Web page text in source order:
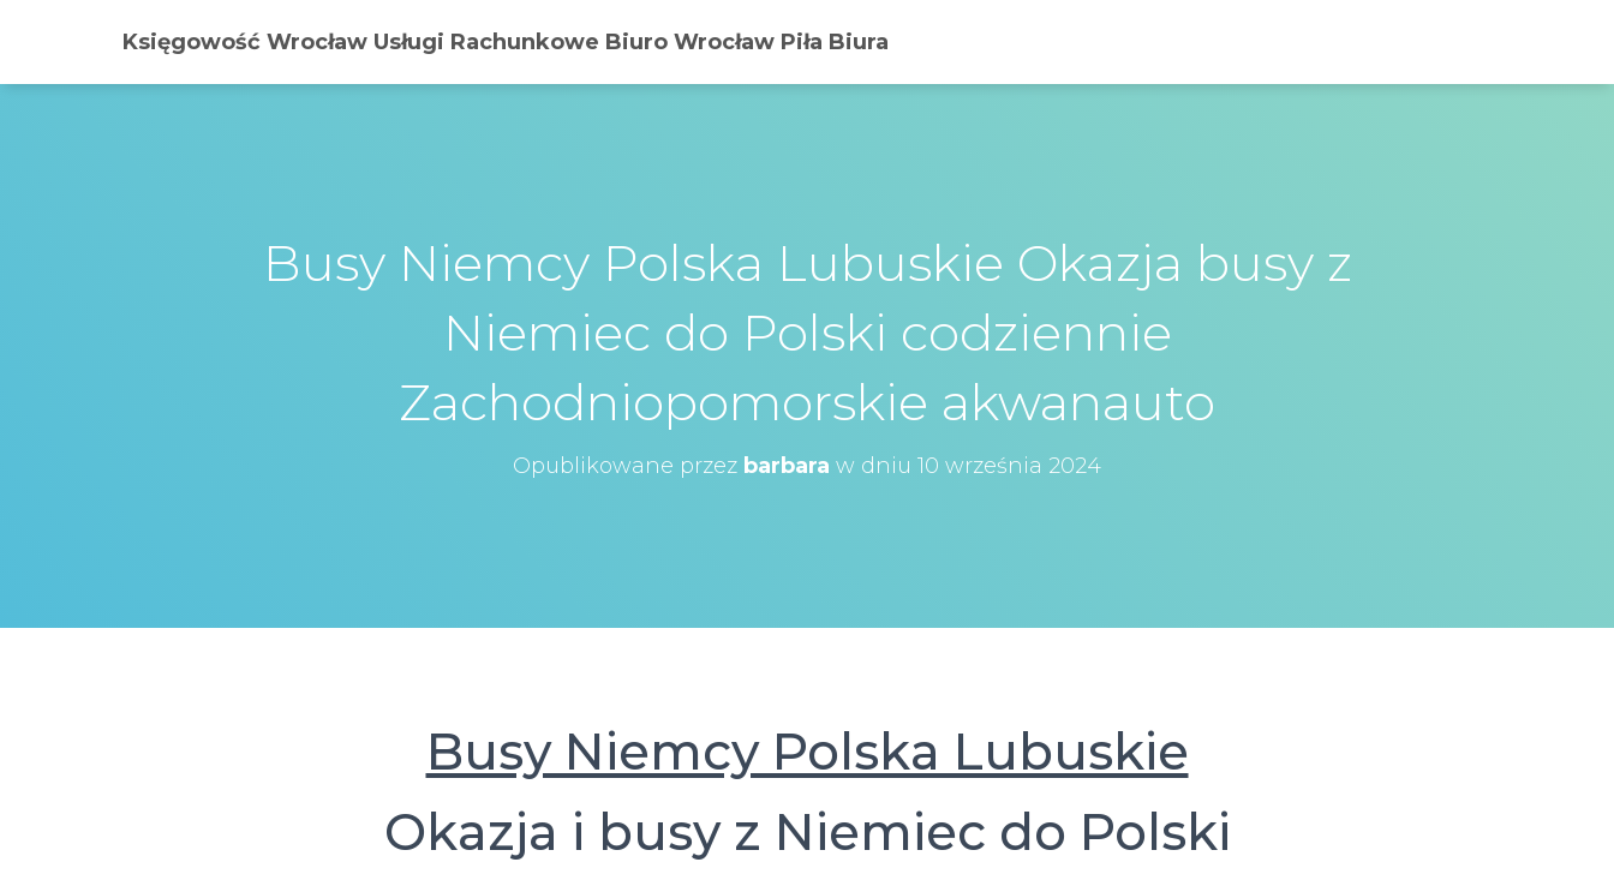
Księgowość Wrocław Usługi Rachunkowe Biuro Wrocław Piła Biura
Busy Niemcy Polska Lubuskie Okazja busy z
Niemiec do Polski codziennie
Zachodniopomorskie akwanauto
Opublikowane przez barbara w dniu 10 września 2024
Busy Niemcy Polska Lubuskie
Okazja i busy z Niemiec do Polski